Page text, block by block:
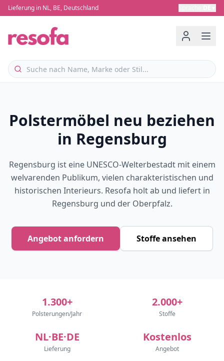
Lieferung in NL, BE, Deutschland
Polstermöbel neu beziehen
in Regensburg
Regensburg ist eine UNESCO-Welterbestadt mit einem
welvarenden Publikum, vielen charakteristischen und
historischen Interieurs. Resofa holt ab und liefert in
Regensburg und der Oberpfalz.
Angebot anfordern Stoffe ansehen
1.300+
Polsterungen/Jahr
2.000+
Stoffe
NL·BE·DE
Lieferung
Kostenlos
Angebot